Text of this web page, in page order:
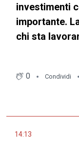
investimenti
importante.
chi sta
0 Condividi
14:13